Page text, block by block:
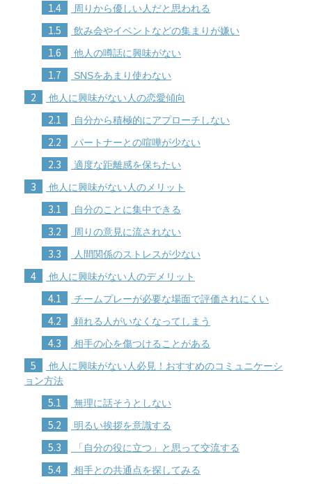
1.4 周りから優しい人だと思われる
1.5 飲み会やイベントなどの集まりが嫌い
1.6 他人の噂話に興味がない
1.7 SNSをあまり使わない
2 他人に興味がない人の恋愛傾向
2.1 自分から積極的にアプローチしない
2.2 パートナーとの喧嘩が少ない
2.3 適度な距離感を保ちたい
3 他人に興味がない人のメリット
3.1 自分のことに集中できる
3.2 周りの意見に流されない
3.3 人間関係のストレスが少ない
4 他人に興味がない人のデメリット
4.1 チームプレーが必要な場面で評価されにくい
4.2 頼れる人がいなくなってしまう
4.3 相手の心を傷つけることがある
5
他人に興味がない人必見！おすすめのコミュニケーシ
ョン方法
5.1 無理に話そうとしない
5.2 明るい挨拶を意識する
5.3 「自分の役に立つ」と思って交流する
5.4 相手との共通点を探してみる